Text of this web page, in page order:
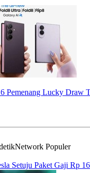
Pemenang Lucky Draw
Populer
Setuju Paket Gaji Rp